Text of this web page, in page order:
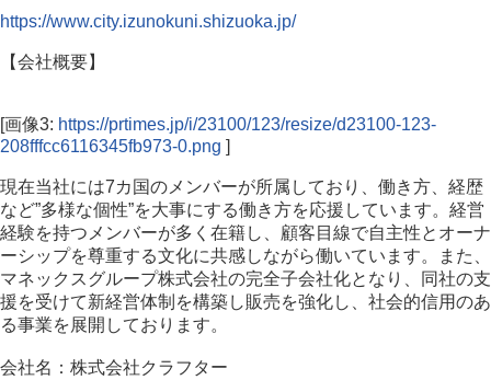
https://www.city.izunokuni.shizuoka.jp/
【会社概要】
[画像3: https://prtimes.jp/i/23100/123/resize/d23100-123-
208fffcc6116345fb973-0.png ]
現在当社には7カ国のメンバーが所属しており、働き方、経歴
など”多様な個性”を大事にする働き方を応援しています。経営
経験を持つメンバーが多く在籍し、顧客目線で自主性とオーナ
ーシップを尊重する文化に共感しながら働いています。また、
マネックスグループ株式会社の完全子会社化となり、同社の支
援を受けて新経営体制を構築し販売を強化し、社会的信用のあ
る事業を展開しております。
‍会社名：株式会社クラフター